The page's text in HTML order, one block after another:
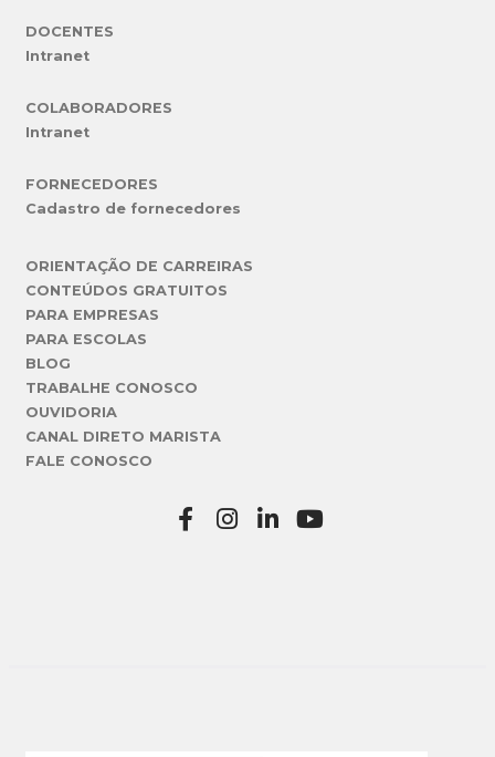
DOCENTES
Intranet
COLABORADORES
Intranet
FORNECEDORES
Cadastro de fornecedores
ORIENTAÇÃO DE CARREIRAS
CONTEÚDOS GRATUITOS
PARA EMPRESAS
PARA ESCOLAS
BLOG
TRABALHE CONOSCO
OUVIDORIA
CANAL DIRETO MARISTA
FALE CONOSCO